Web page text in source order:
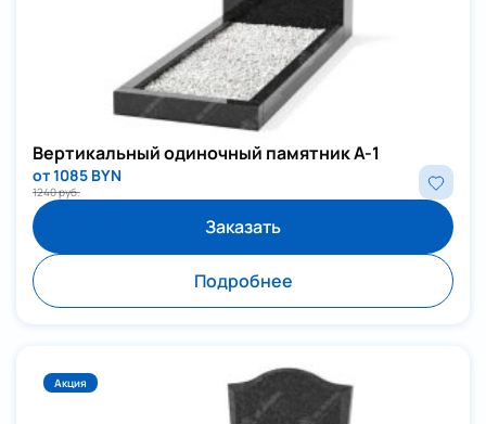
Вертикальный одиночный памятник А-1
от 1085 BYN
1240 руб.
Заказать
Подробнее
Акция